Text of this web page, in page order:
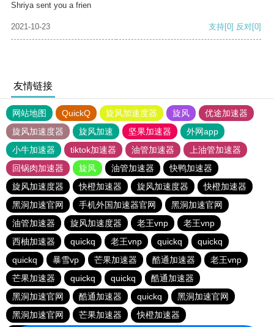
Shriya sent you a frien
2021-10-23 支持[0] 反对[0]
友情链接
网站地图 QuickQ 旋风加速度器 旋风
优途加速器
旋风加速度器
旋风加速 坚果加速器
外网app
小牛加速器
tiktok加速器 油管加速器
上油管加速器
回锅肉加速器
旋风 油管加速器
快鸭加速器
旋风加速度器
快橙加速器 旋风加速度器
快橙加速器
黑洞加速官网
手机外国加速器官网
黑洞加速官网
油管加速器
旋风加速度器 老王vnp
老王vnp
西柚加速器
quickq 老王vnp quickq
quickq
quickq
暴雪vp 芒果加速器 酷通加速器
老王vnp
芒果加速器
quickq quickq
酷通加速器
黑洞加速官网
酷通加速器 quickq
黑洞加速官网
黑洞加速官网
芒果加速器 快橙加速器